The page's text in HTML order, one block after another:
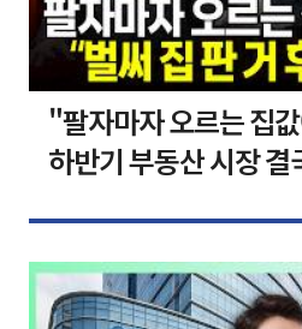
"팔자마자 오르는 집
하반기 부동산 시장 결